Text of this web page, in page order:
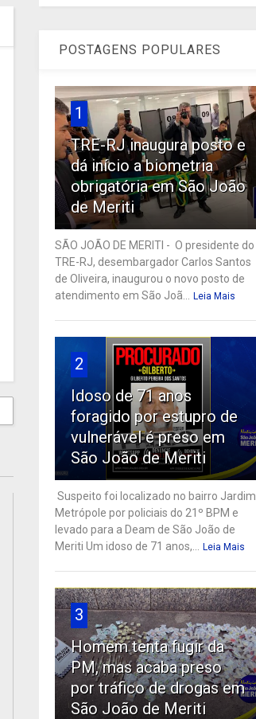
POSTAGENS POPULARES
1
TRE-RJ inaugura posto e
dá início a biometria
obrigatória em São João
de Meriti
SÃO JOÃO DE MERITI - O presidente do
TRE-RJ, desembargador Carlos Santos
de Oliveira, inaugurou o novo posto de
atendimento em São Joã...
Leia Mais
2
Idoso de 71 anos
foragido por estupro de
vulnerável é preso em
São João de Meriti
Suspeito foi localizado no bairro Jardim
Metrópole por policiais do 21º BPM e
levado para a Deam de São João de
Meriti Um idoso de 71 anos,...
Leia Mais
3
Homem tenta fugir da
PM, mas acaba preso
por tráfico de drogas em
São João de Meriti